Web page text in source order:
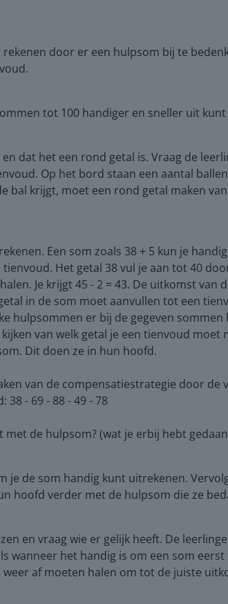
door er een hulpsom bij te
tot 100 handiger en sneller uit kunt
dat het een rond getal is. Vraag de
Op het bord staan een aantal
bal krijgt, moet een rond getal maken
Een som zoals 38 + 5 kun je
Het getal 38 vul je aan tot 40
Je krijgt 45 - 2 = 43. De uitkomst
in de som moet aanvullen tot een
hulpsommen er bij de gegeven
van welk getal je een tienvoud
Dit doen ze in hun hoofd.
van de compensatiestrategie door de
- 69 - 88 - 49 - 78
de hulpsom? (wat je erbij hebt
je de som handig kunt uitrekenen.
hoofd verder met de hulpsom die ze
en vraag wie er gelijk heeft. De
wanneer het handig is om een som
af moeten halen om tot de juiste